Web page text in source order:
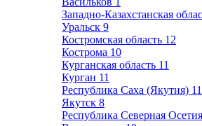
Западно-Казахстанская
Уральск 9
Костромская область 12
Кострома 10
Курганская область 11
Курган 11
Республика Саха (Якутия) 11
Якутск 8
Республика Северная